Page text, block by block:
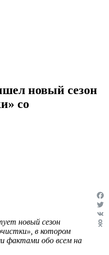
новый сезон
со
VK
новый сезон
в котором
фактами обо всем на